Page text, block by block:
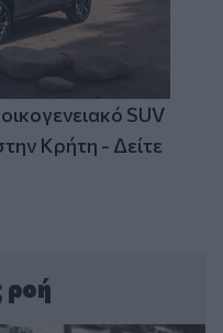
SUV
Κρήτη - Δείτε
ροή